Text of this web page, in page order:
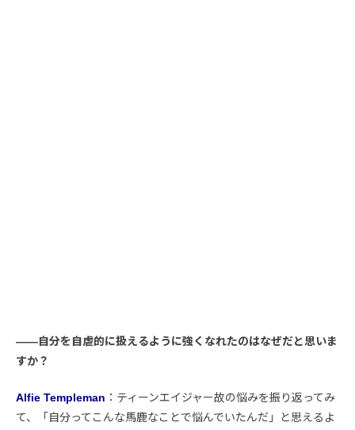
――自分を自虐的に扱えるように強くなれたのはなぜだと思いま
すか？
Alfie Templeman ：ティーンエイジャー故の悩みを振り返ってみ
て、「自分ってこんな馬鹿なことで悩んでいたんだ」と思えるよ